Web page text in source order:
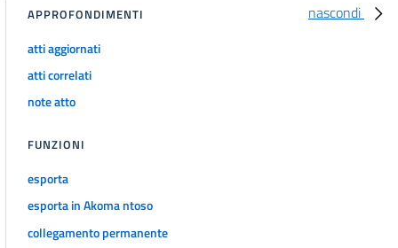
nascondi
APPROFONDIMENTI
atti aggiornati
atti correlati
note atto
FUNZIONI
esporta
esporta in Akoma ntoso
collegamento permanente